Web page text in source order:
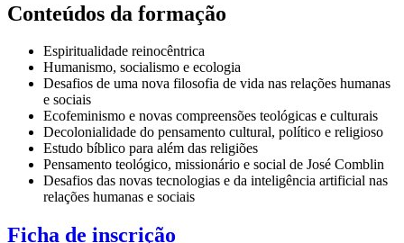
Conteúdos da formação
Espiritualidade reinocêntrica
Humanismo, socialismo e ecologia
Desafios de uma nova filosofia de vida nas relações humanas
e sociais
Ecofeminismo e novas compreensões teológicas e culturais
Decolonialidade do pensamento cultural, político e religioso
Estudo bíblico para além das religiões
Pensamento teológico, missionário e social de José Comblin
Desafios das novas tecnologias e da inteligência artificial nas
relações humanas e sociais
Ficha de inscrição